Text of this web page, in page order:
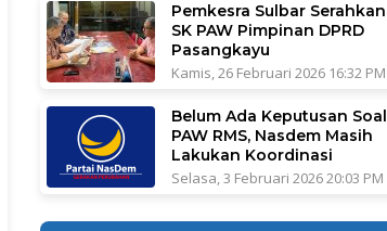
Pemkesra Sulbar Serahkan
SK PAW Pimpinan DPRD
Pasangkayu
Kamis, 26 Februari 2026 16:32 PM
Belum Ada Keputusan Soal
PAW RMS, Nasdem Masih
Lakukan Koordinasi
Selasa, 3 Februari 2026 20:03 PM